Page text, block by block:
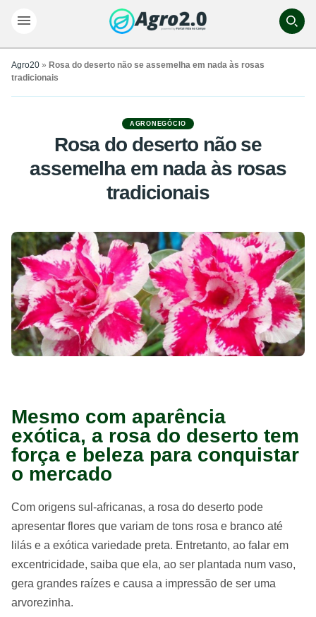
Agro20 » Rosa do deserto não se assemelha em nada às rosas
tradicionais
AGRONEGÓCIO
Rosa do deserto não se
assemelha em nada às rosas
tradicionais
Mesmo com aparência
exótica, a rosa do deserto tem
força e beleza para conquistar
o mercado
Com origens sul-africanas, a rosa do deserto pode
apresentar flores que variam de tons rosa e branco até
lilás e a exótica variedade preta. Entretanto, ao falar em
excentricidade, saiba que ela, ao ser plantada num vaso,
gera grandes raízes e causa a impressão de ser uma
arvorezinha.